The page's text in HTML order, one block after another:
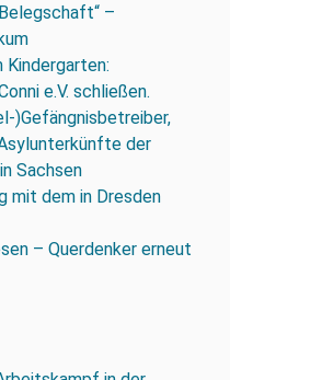
–
Kindergarten:
e.V. schließen.
)Gefängnisbetreiber,
der
Sachsen
mit dem in Dresden
– Querdenker erneut